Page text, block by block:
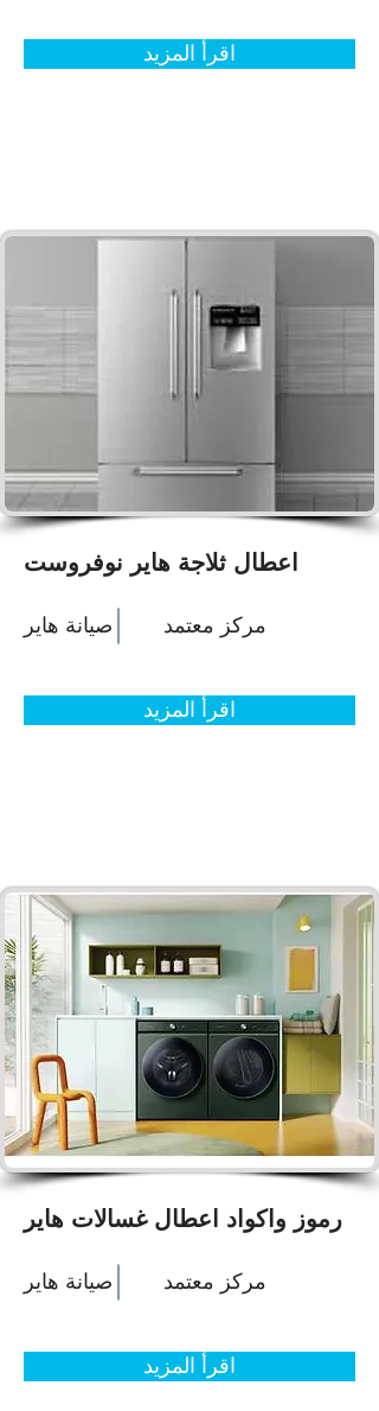
اقرأ المزيد
اعطال ثلاجة هاير نوفروست
صيانة هاير مركز معتمد
اقرأ المزيد
رموز واكواد اعطال غسالات هاير
صيانة هاير مركز معتمد
اقرأ المزيد